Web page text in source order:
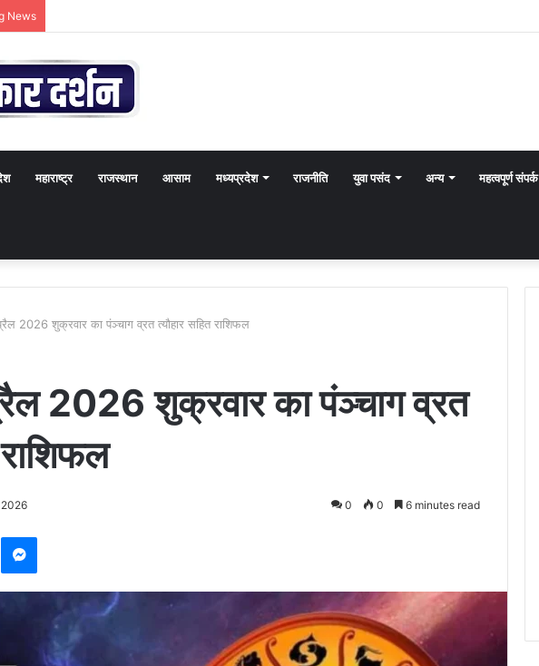
News
महाराष्ट्र राजस्थान आसाम मध्यप्रदेश राजनीति युवा पसंद अन्य महत्वपूर्ण संपर्क
2026 शुक्रवार का पंञ्चाग व्रत त्यौहार सहित राशिफल
2026 शुक्रवार का पंञ्चाग व्रत
0 0 6 minutes read
Messenger